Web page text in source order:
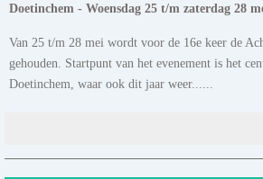
Doetinchem - Woensdag 25 t/m zaterdag 28
Van 25 t/m 28 mei wordt voor de 16e keer de
gehouden. Startpunt van het evenement is het
Doetinchem, waar ook dit jaar weer......